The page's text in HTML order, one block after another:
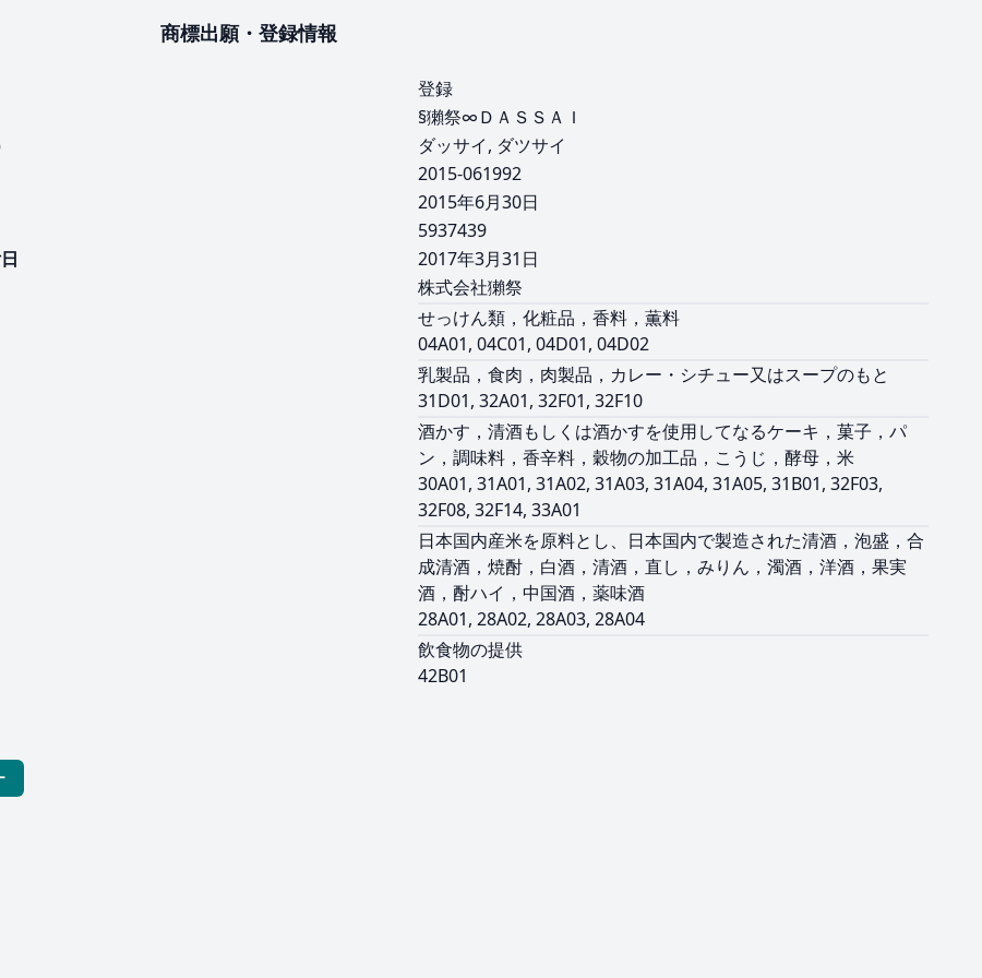
商標出願・登録情報
登録
§獺祭∞ＤＡＳＳＡＩ
ダッサイ, ダツサイ
2015-061992
2015年6月30日
5937439
2017年3月31日
株式会社獺祭
せっけん類，化粧品，香料，薫料
04A01, 04C01, 04D01, 04D02
乳製品，食肉，肉製品，カレー・シチュー又はスープのもと
31D01, 32A01, 32F01, 32F10
酒かす，清酒もしくは酒かすを使用してなるケーキ，菓子，パ
ン，調味料，香辛料，穀物の加工品，こうじ，酵母，米
30A01, 31A01, 31A02, 31A03, 31A04, 31A05, 31B01, 32F03,
32F08, 32F14, 33A01
日本国内産米を原料とし、日本国内で製造された清酒，泡盛，合
成清酒，焼酎，白酒，清酒，直し，みりん，濁酒，洋酒，果実
酒，酎ハイ，中国酒，薬味酒
28A01, 28A02, 28A03, 28A04
飲食物の提供
42B01